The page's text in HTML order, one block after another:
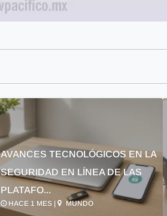
AVANCES TECNOLÓGICOS EN LA
SEGURIDAD EN LÍNEA DE LAS
PLATAFO...
HACE 1 MES | MUNDO